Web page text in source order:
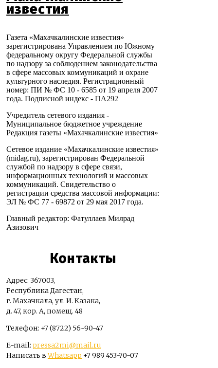
известия
Газета «Махачкалинские известия»
зарегистрирована Управлением по Южному
федеральному округу Федеральной службы
по надзору за соблюдением законодательства
в сфере массовых коммуникаций и охране
культурного наследия. Регистрационный
номер: ПИ № ФС 10 - 6585 от 19 апреля 2007
года. Подписной индекс - ПА292
Учредитель сетевого издания -
Муниципальное бюджетное учреждение
Редакция газеты «Махачкалинские известия»
Сетевое издание «Махачкалинские известия»
(midag.ru), зарегистрирован Федеральной
службой по надзору в сфере связи,
информационных технологий и массовых
коммуникаций. Свидетельство о
регистрации средства массовой информации:
ЭЛ № ФС 77 - 69872 от 29 мая 2017 года.
Главный редактор: Фатуллаев Милрад
Азизович
Контакты
Адрес: 367003,
Республика Дагестан,
г. Махачкала, ул. И. Казака,
д. 47, кор. А, помещ. 48
Телефон: +7 (8722) 56-90-47
E-mail: pressa2mi@mail.ru
Написать вWhatsapp +7 989 453-70-07